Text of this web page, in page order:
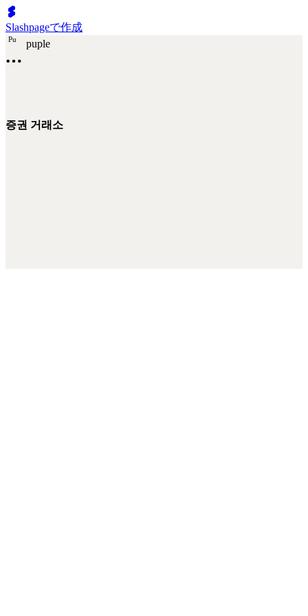
Slashpageで作成
Pu puple
증권 거래소